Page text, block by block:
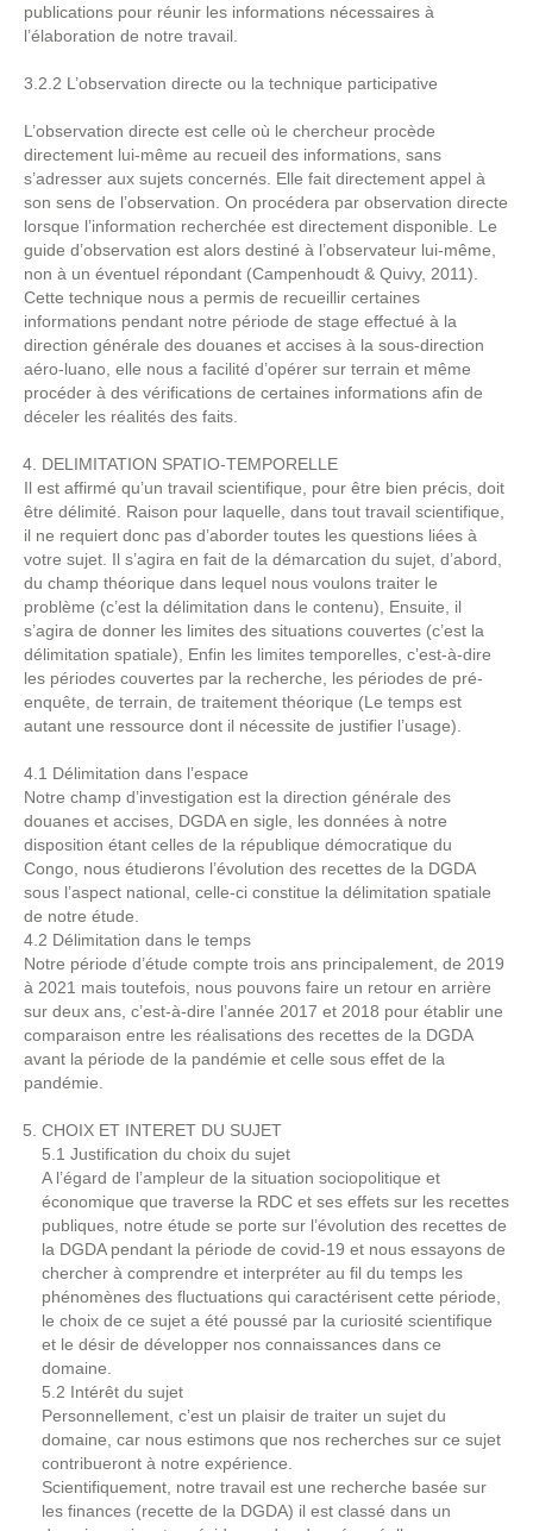
publications pour réunir les informations nécessaires à
l’élaboration de notre travail.
3.2.2 L’observation directe ou la technique participative
L’observation directe est celle où le chercheur procède
directement lui-même au recueil des informations, sans
s’adresser aux sujets concernés. Elle fait directement appel à
son sens de l’observation. On procédera par observation directe
lorsque l’information recherchée est directement disponible. Le
guide d’observation est alors destiné à l’observateur lui-même,
non à un éventuel répondant (Campenhoudt & Quivy, 2011).
Cette technique nous a permis de recueillir certaines
informations pendant notre période de stage effectué à la
direction générale des douanes et accises à la sous-direction
aéro-luano, elle nous a facilité d’opérer sur terrain et même
procéder à des vérifications de certaines informations afin de
déceler les réalités des faits.
DELIMITATION SPATIO-TEMPORELLE
Il est affirmé qu’un travail scientifique, pour être bien précis, doit
être délimité. Raison pour laquelle, dans tout travail scientifique,
il ne requiert donc pas d’aborder toutes les questions liées à
votre sujet. Il s’agira en fait de la démarcation du sujet, d’abord,
du champ théorique dans lequel nous voulons traiter le
problème (c’est la délimitation dans le contenu), Ensuite, il
s’agira de donner les limites des situations couvertes (c’est la
délimitation spatiale), Enfin les limites temporelles, c’est-à-dire
les périodes couvertes par la recherche, les périodes de pré-
enquête, de terrain, de traitement théorique (Le temps est
autant une ressource dont il nécessite de justifier l’usage).
4.1 Délimitation dans l’espace
Notre champ d’investigation est la direction générale des
douanes et accises, DGDA en sigle, les données à notre
disposition étant celles de la république démocratique du
Congo, nous étudierons l’évolution des recettes de la DGDA
sous l’aspect national, celle-ci constitue la délimitation spatiale
de notre étude.
4.2 Délimitation dans le temps
Notre période d’étude compte trois ans principalement, de 2019
à 2021 mais toutefois, nous pouvons faire un retour en arrière
sur deux ans, c’est-à-dire l’année 2017 et 2018 pour établir une
comparaison entre les réalisations des recettes de la DGDA
avant la période de la pandémie et celle sous effet de la
pandémie.
CHOIX ET INTERET DU SUJET
5.1 Justification du choix du sujet
A l’égard de l’ampleur de la situation sociopolitique et
économique que traverse la RDC et ses effets sur les recettes
publiques, notre étude se porte sur l’évolution des recettes de
la DGDA pendant la période de covid-19 et nous essayons de
chercher à comprendre et interpréter au fil du temps les
phénomènes des fluctuations qui caractérisent cette période,
le choix de ce sujet a été poussé par la curiosité scientifique
et le désir de développer nos connaissances dans ce
domaine.
5.2 Intérêt du sujet
Personnellement, c’est un plaisir de traiter un sujet du
domaine, car nous estimons que nos recherches sur ce sujet
contribueront à notre expérience.
Scientifiquement, notre travail est une recherche basée sur
les finances (recette de la DGDA) il est classé dans un